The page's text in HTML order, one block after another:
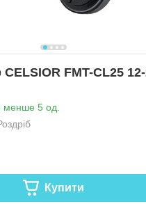
CELSIOR FMT-CL25
менше 5 од.
Купити